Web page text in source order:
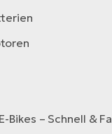
Bikes – Schnell &